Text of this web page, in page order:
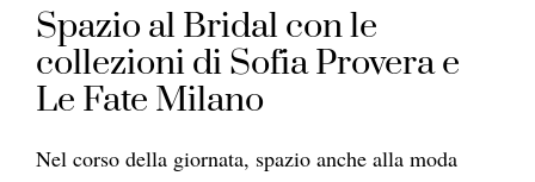
Spazio al Bridal con le
collezioni di Sofia Provera e
Le Fate Milano
Nel corso della giornata, spazio anche alla moda